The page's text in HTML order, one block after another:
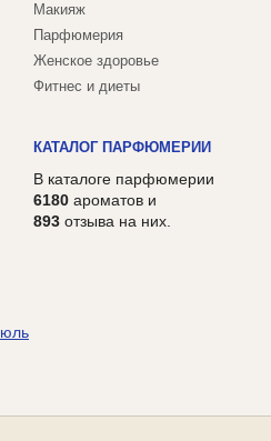
Макияж
Парфюмерия
Женское здоровье
Фитнес и диеты
КАТАЛОГ ПАРФЮМЕРИИ
В каталоге парфюмерии
6180 ароматов и
893 отзыва на них.